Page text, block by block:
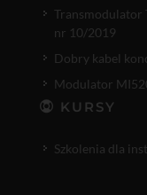
Transmodulator
nr 10/2019
Dobry kabel
Modulator
KURSY
Szkolenia dla